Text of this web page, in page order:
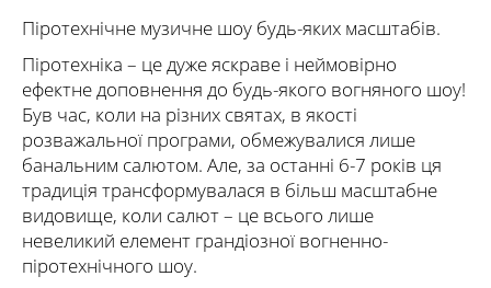
Піротехнічне музичне шоу будь-яких масштабів.
Піротехніка – це дуже яскраве і неймовірно
ефектне доповнення до будь-якого вогняного шоу!
Був час, коли на різних святах, в якості
розважальної програми, обмежувалися лише
банальним салютом. Але, за останні 6-7 років ця
традиція трансформувалася в більш масштабне
видовище, коли салют – це всього лише
невеликий елемент грандіозної вогненно-
піротехнічного шоу.